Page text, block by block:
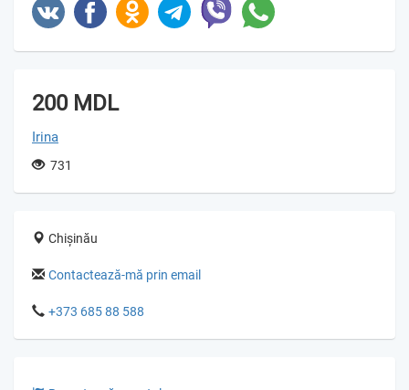
200 MDL
Irina
731
Chișinău
Contactează-mă prin email
+373 685 88 588